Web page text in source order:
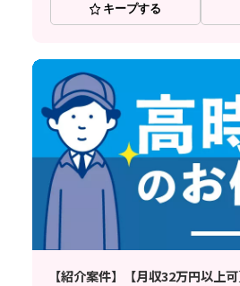
キープする
【紹介案件】【月収32万円以上